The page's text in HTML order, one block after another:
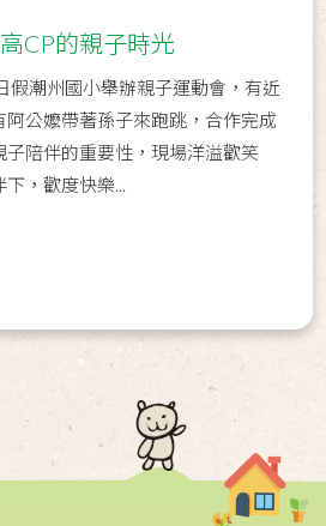
CP的親子時光
假潮州國小舉辦親子運動會，有近
公嬤帶著孫子來跑跳，合作完成
陪伴的重要性，現場洋溢歡笑
，歡度快樂...